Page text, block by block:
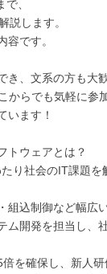
、
説します。
容です。
き、文系の方も大
からでも気軽に参
います！
トウェアとは？
り社会のIT課題を
組込制御など幅広
ム開発を担当し、
を確保し、新人